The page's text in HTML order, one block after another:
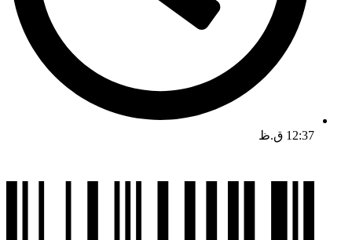
12:37 ق.ظ